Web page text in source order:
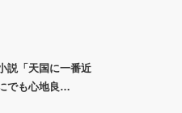
説「天国に一番近
でも心地良…